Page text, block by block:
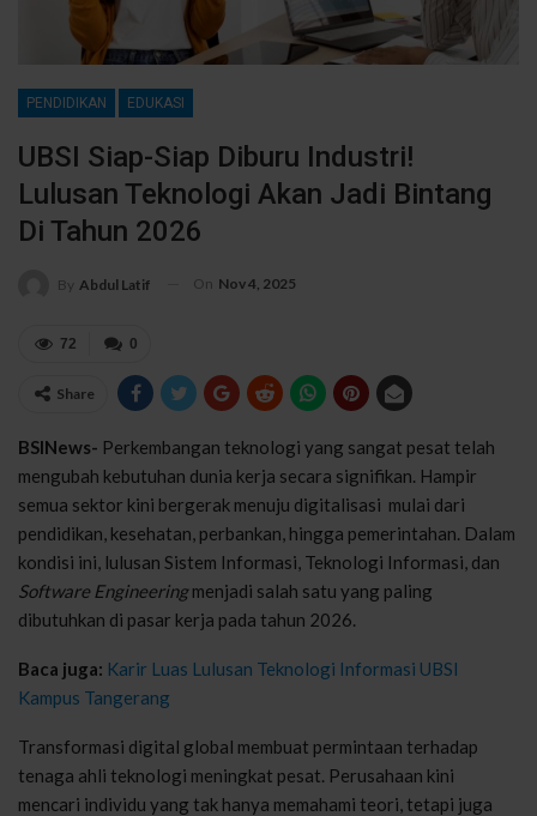
PENDIDIKAN EDUKASI
UBSI Siap-Siap Diburu Industri!
Lulusan Teknologi Akan Jadi Bintang
Di Tahun 2026
By Abdul Latif On Nov 4, 2025
0
72
Share
BSINews- Perkembangan teknologi yang sangat pesat telah
mengubah kebutuhan dunia kerja secara signifikan. Hampir
semua sektor kini bergerak menuju digitalisasi mulai dari
pendidikan, kesehatan, perbankan, hingga pemerintahan. Dalam
kondisi ini, lulusan Sistem Informasi, Teknologi Informasi, dan
Software Engineeringmenjadi salah satu yang paling
dibutuhkan di pasar kerja pada tahun 2026.
Baca juga: Karir Luas Lulusan Teknologi Informasi UBSI
Kampus Tangerang
Transformasi digital global membuat permintaan terhadap
tenaga ahli teknologi meningkat pesat. Perusahaan kini
mencari individu yang tak hanya memahami teori, tetapi juga